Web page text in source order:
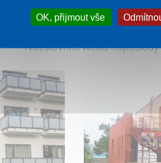
Návštěvníci webu
OK, přijmout vše